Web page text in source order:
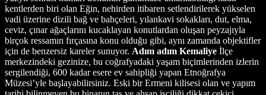
kentlerden biri olan Eğin, nehirden itibaren setlendirilerek yükselen
vadi üzerine dizili bağ ve bahçeleri, yılankavi sokakları, dut, elma,
ceviz, çınar ağaçlarını kucaklayan konutlardan oluşan peyzajıyla
birçok ressamın fırçasına konu olduğu gibi, aynı zamanda objektifler
için de benzersiz kareler sunuyor. Adım adım Kemaliye İlçe
merkezindeki gezinize, bu coğrafyadaki yaşam biçimlerinden izlerin
sergilendiği, 600 kadar esere ev sahipliği yapan Etnoğrafya
Müzesi’yle başlayabilirsiniz. Eski bir Ermeni kilisesi olan ve yapım